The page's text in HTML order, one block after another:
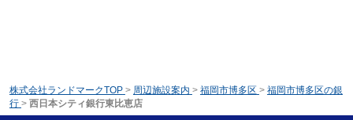
株式会社ランドマークTOP > 周辺施設案内 > 福岡市博多区 > 福岡市博多区の銀
行 > 西日本シティ銀行東比恵店